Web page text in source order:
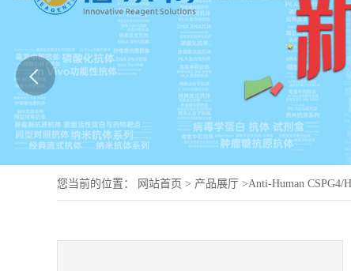
您当前的位置： 网站首页 > 产品展厅 >Anti-Human CSPG4/